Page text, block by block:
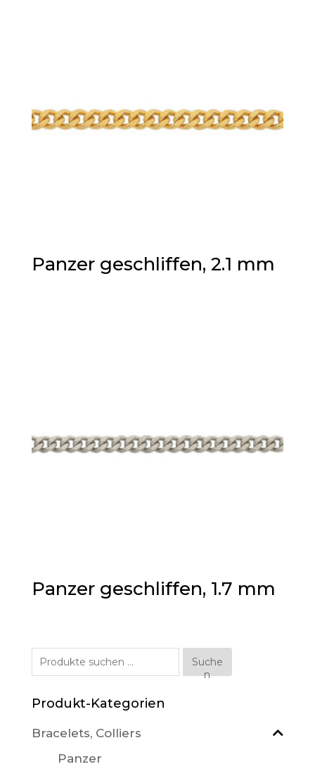
Panzer geschliffen, 2.1 mm
Panzer geschliffen, 1.7 mm
Suche
nach:
Suche
n
Produkt-Kategorien
Bracelets, Colliers
Panzer